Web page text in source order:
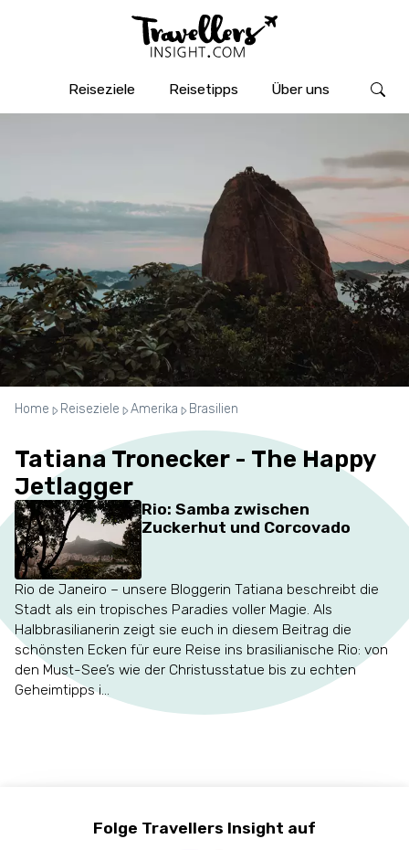
Reiseziele Reisetipps Über uns
Home Reiseziele Amerika Brasilien
Tatiana Tronecker - The Happy
Jetlagger
Rio: Samba zwischen
Zuckerhut und Corcovado
Rio de Janeiro – unsere Bloggerin Tatiana beschreibt die
Stadt als ein tropisches Paradies voller Magie. Als
Halbbrasilianerin zeigt sie euch in diesem Beitrag die
schönsten Ecken für eure Reise ins brasilianische Rio: von
den Must-See’s wie der Christusstatue bis zu echten
Geheimtipps i...
Folge Travellers Insight auf